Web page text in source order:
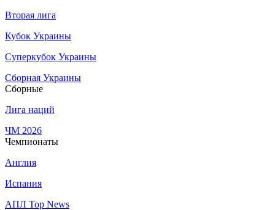
Вторая лига
Кубок Украины
Суперкубок Украины
Сборная Украины
Сборные
Лига наций
ЧМ 2026
Чемпионаты
Англия
Испания
АПЛ Top News